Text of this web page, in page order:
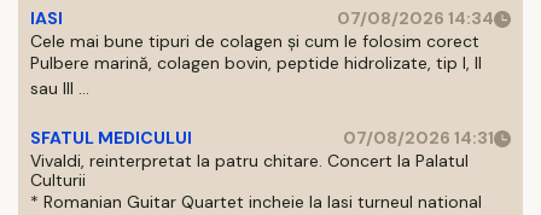
IASI
07/08/2026 14:34
Cele mai bune tipuri de colagen și cum le folosim corect
Pulbere marină, colagen bovin, peptide hidrolizate, tip I, II
sau III ...
SFATUL MEDICULUI
07/08/2026 14:31
Vivaldi, reinterpretat la patru chitare. Concert la Palatul
Culturii
* Romanian Guitar Quartet incheie la Iasi turneul national